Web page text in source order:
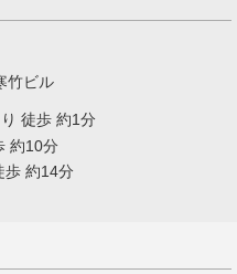
竹ビル
徒歩 約1分
約10分
歩 約14分